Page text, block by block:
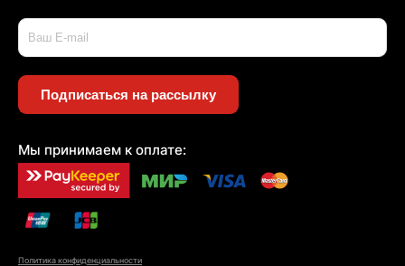
Подписаться на рассылку
Мы принимаем к оплате:
Политика конфиденциальности